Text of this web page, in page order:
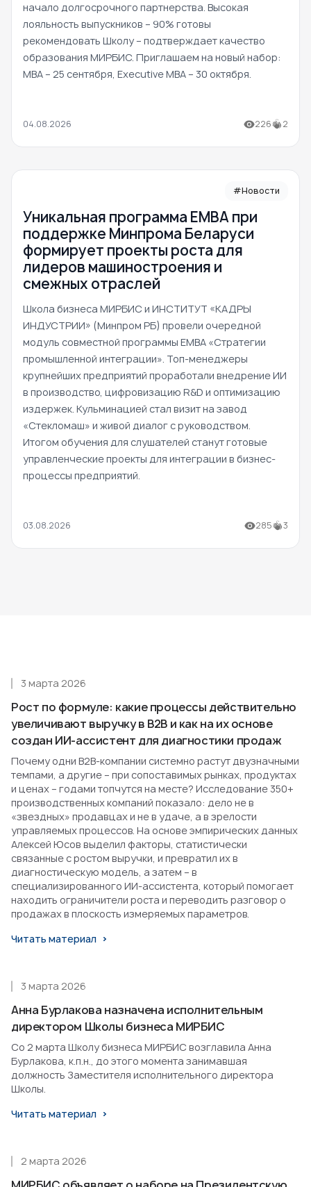
начало долгосрочного партнерства. Высокая
лояльность выпускников – 90% готовы
рекомендовать Школу – подтверждает качество
образования МИРБИС. Приглашаем на новый набор:
MBA – 25 сентября, Executive MBA – 30 октября.
04.08.2026 226 2
#Новости
Уникальная программа ЕМВА при
поддержке Минпрома Беларуси
формирует проекты роста для
лидеров машиностроения и
смежных отраслей
Школа бизнеса МИРБИС и ИНСТИТУТ «КАДРЫ
ИНДУСТРИИ» (Минпром РБ) провели очередной
модуль совместной программы EMBA «Стратегии
промышленной интеграции». Топ-менеджеры
крупнейших предприятий проработали внедрение ИИ
в производство, цифровизацию R&D и оптимизацию
издержек. Кульминацией стал визит на завод
«Стекломаш» и живой диалог с руководством.
Итогом обучения для слушателей станут готовые
управленческие проекты для интеграции в бизнес-
процессы предприятий.
03.08.2026 285 3
Рост по формуле: какие процессы действительно
увеличивают выручку в B2B и как на их основе
создан ИИ-ассистент для диагностики продаж
3 марта 2026
Почему одни B2B-компании системно растут двузначными
темпами, а другие – при сопоставимых рынках, продуктах
и ценах – годами топчутся на месте? Исследование 350+
производственных компаний показало: дело не в
«звездных» продавцах и не в удаче, а в зрелости
управляемых процессов. На основе эмпирических данных
Алексей Юсов выделил факторы, статистически
связанные с ростом выручки, и превратил их в
диагностическую модель, а затем – в
специализированного ИИ-ассистента, который помогает
находить ограничители роста и переводить разговор о
продажах в плоскость измеряемых параметров.
Читать материал
Анна Бурлакова назначена исполнительным
директором Школы бизнеса МИРБИС
3 марта 2026
Со 2 марта Школу бизнеса МИРБИС возглавила Анна
Бурлакова, к.п.н., до этого момента занимавшая
должность Заместителя исполнительного директора
Школы.
Читать материал
2 марта 2026